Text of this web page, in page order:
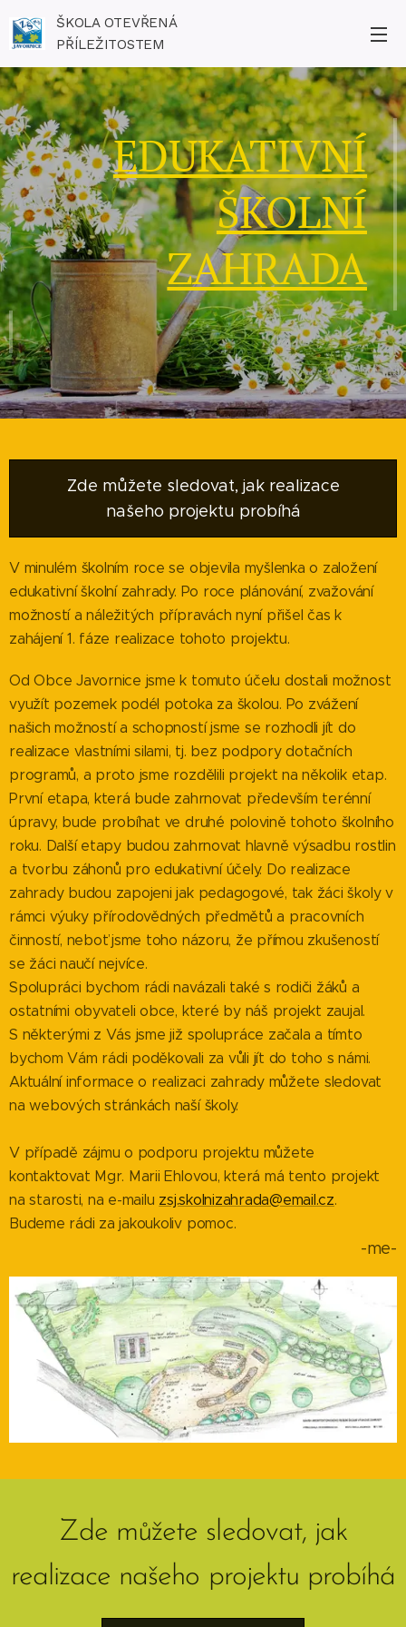
ŠKOLA OTEVŘENÁ
PŘÍLEŽITOSTEM
EDUKATIVNÍ
ŠKOLNÍ
ZAHRADA
Zde můžete sledovat, jak realizace
našeho projektu probíhá
V minulém školním roce se objevila myšlenka o založení
edukativní školní zahrady. Po roce plánování, zvažování
možností a náležitých přípravách nyní přišel čas k
zahájení 1. fáze realizace tohoto projektu.
Od Obce Javornice jsme k tomuto účelu dostali možnost
využít pozemek podél potoka za školou. Po zvážení
našich možností a schopností jsme se rozhodli jít do
realizace vlastními silami, tj. bez podpory dotačních
programů, a proto jsme rozdělili projekt na několik etap.
První etapa, která bude zahrnovat především terénní
úpravy, bude probíhat ve druhé polovině tohoto školního
roku. Další etapy budou zahrnovat hlavně výsadbu rostlin
a tvorbu záhonů pro edukativní účely. Do realizace
zahrady budou zapojeni jak pedagogové, tak žáci školy v
rámci výuky přírodovědných předmětů a pracovních
činností, neboť jsme toho názoru, že přímou zkušeností
se žáci naučí nejvíce.
Spolupráci bychom rádi navázali také s rodiči žáků a
ostatními obyvateli obce, které by náš projekt zaujal.
S některými z Vás jsme již spolupráce začala a tímto
bychom Vám rádi poděkovali za vůli jít do toho s námi.
Aktuální informace o realizaci zahrady můžete sledovat
na webových stránkách naší školy.
V případě zájmu o podporu projektu můžete
kontaktovat Mgr. Marii Ehlovou, která má tento projekt
na starosti, na e-mailu zsj.skolnizahrada@email.cz.
Budeme rádi za jakoukoliv pomoc.
-me-
Zde můžete sledovat, jak
realizace našeho projektu probíhá